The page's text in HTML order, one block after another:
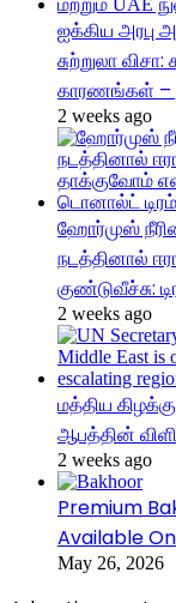
ஐக்கிய அரபு
சுற்றுலா
காரணங்கள் –
2 weeks ago
ஹோர்முஸ்
நடத்தினால்
குண்டுவீச்சு:
2 weeks ago
மத்திய
ஆபத்தின்
2 weeks ago
Premium
Available
May 26, 2026